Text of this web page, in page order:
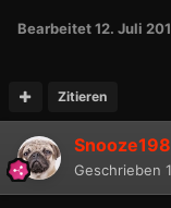
Bearbeitet12. Juli
Zitieren
Geschrieben